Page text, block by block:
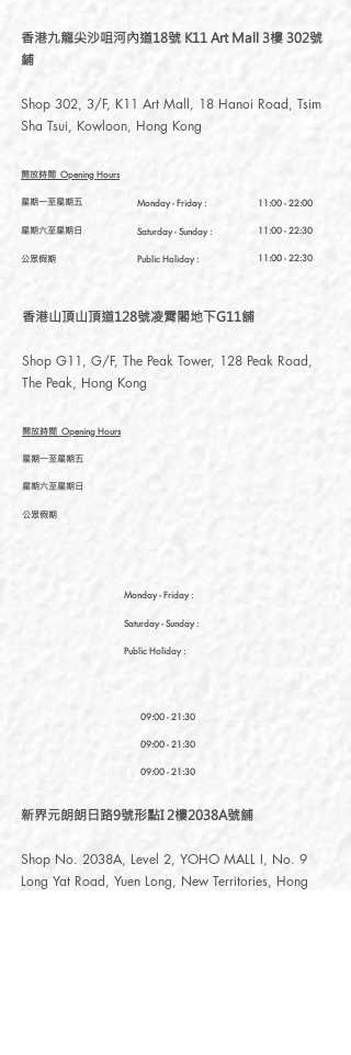
11:00 - 22:00
11:00 - 22:30
11:00 - 22:30
香港九龍尖沙咀河內道18號 K11 Art Mall 3樓 302號
鋪
Shop 302, 3/F, K11 Art Mall, 18 Hanoi Road, Tsim
Sha Tsui, Kowloon, Hong Kong
開放時間 Opening Hours
星期一至星期五
星期六至星期日
公眾假期
Monday - Friday :
Saturday- Sunday :
Public Holiday :
香港山頂山頂道128號凌霄閣地下G11舖
Shop G11, G/F, The Peak Tower, 128 Peak Road,
The Peak, Hong Kong
開放時間 Opening Hours
星期一至星期五
星期六至星期日
公眾假期
Monday - Friday :
Saturday- Sunday :
Public Holiday :
09:00 - 21:30
09:00 - 21:30
09:00 - 21:30
新界元朗朗日路9號形點I 2樓2038A號舖
Shop No. 2038A, Level 2, YOHO MALL I, No. 9
Long Yat Road, Yuen Long, New Territories, Hong